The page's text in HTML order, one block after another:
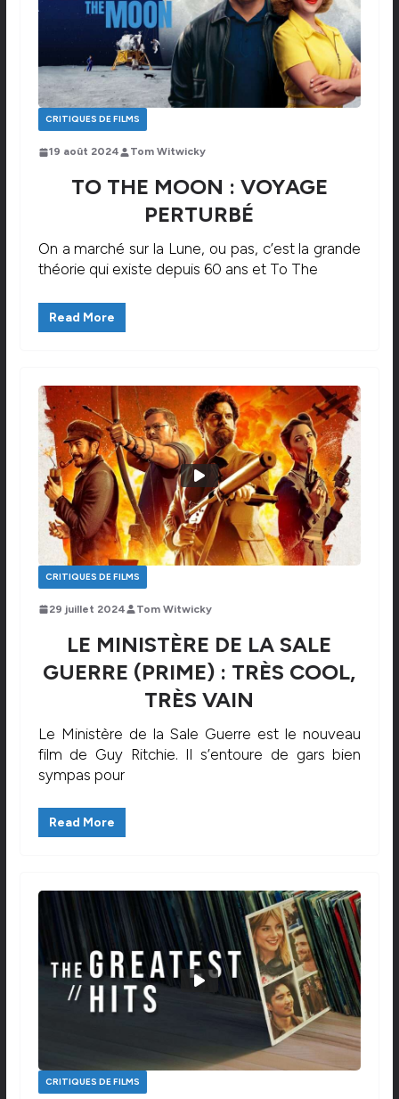
CRITIQUES DE FILMS
19 août 2024 Tom Witwicky
TO THE MOON : VOYAGE
PERTURBÉ
On a marché sur la Lune, ou pas, c’est la grande
théorie qui existe depuis 60 ans et To The
Read More
CRITIQUES DE FILMS
29 juillet 2024 Tom Witwicky
LE MINISTÈRE DE LA SALE
GUERRE (PRIME) : TRÈS COOL,
TRÈS VAIN
Le Ministère de la Sale Guerre est le nouveau
film de Guy Ritchie. Il s’entoure de gars bien
sympas pour
Read More
CRITIQUES DE FILMS